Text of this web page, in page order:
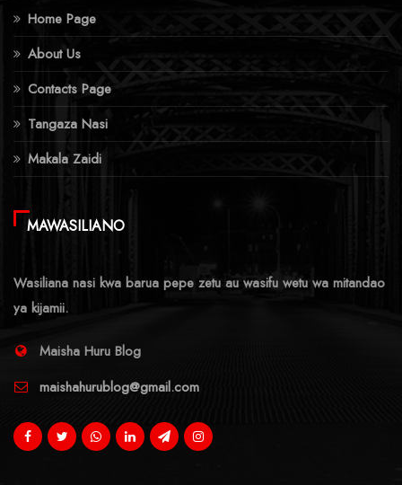
Home Page
About Us
Contacts Page
Tangaza Nasi
Makala Zaidi
MAWASILIANO
Wasiliana nasi kwa barua pepe zetu au wasifu wetu wa mitandao
ya kijamii.
Maisha Huru Blog
maishahurublog@gmail.com